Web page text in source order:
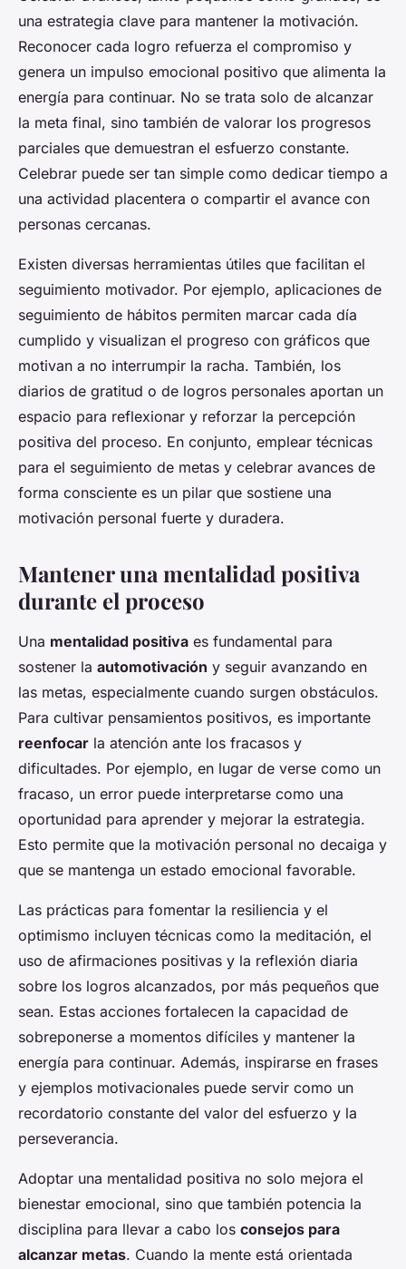
una estrategia clave para mantener la motivación.
Reconocer cada logro refuerza el compromiso y
genera un impulso emocional positivo que alimenta la
energía para continuar. No se trata solo de alcanzar
la meta final, sino también de valorar los progresos
parciales que demuestran el esfuerzo constante.
Celebrar puede ser tan simple como dedicar tiempo a
una actividad placentera o compartir el avance con
personas cercanas.
Existen diversas herramientas útiles que facilitan el
seguimiento motivador. Por ejemplo, aplicaciones de
seguimiento de hábitos permiten marcar cada día
cumplido y visualizan el progreso con gráficos que
motivan a no interrumpir la racha. También, los
diarios de gratitud o de logros personales aportan un
espacio para reflexionar y reforzar la percepción
positiva del proceso. En conjunto, emplear técnicas
para el seguimiento de metas y celebrar avances de
forma consciente es un pilar que sostiene una
motivación personal fuerte y duradera.
Mantener una mentalidad positiva
durante el proceso
Una mentalidad positiva es fundamental para
sostener la automotivación y seguir avanzando en
las metas, especialmente cuando surgen obstáculos.
Para cultivar pensamientos positivos, es importante
reenfocar la atención ante los fracasos y
dificultades. Por ejemplo, en lugar de verse como un
fracaso, un error puede interpretarse como una
oportunidad para aprender y mejorar la estrategia.
Esto permite que la motivación personal no decaiga y
que se mantenga un estado emocional favorable.
Las prácticas para fomentar la resiliencia y el
optimismo incluyen técnicas como la meditación, el
uso de afirmaciones positivas y la reflexión diaria
sobre los logros alcanzados, por más pequeños que
sean. Estas acciones fortalecen la capacidad de
sobreponerse a momentos difíciles y mantener la
energía para continuar. Además, inspirarse en frases
y ejemplos motivacionales puede servir como un
recordatorio constante del valor del esfuerzo y la
perseverancia.
Adoptar una mentalidad positiva no solo mejora el
bienestar emocional, sino que también potencia la
disciplina para llevar a cabo los consejos para
alcanzar metas. Cuando la mente está orientada